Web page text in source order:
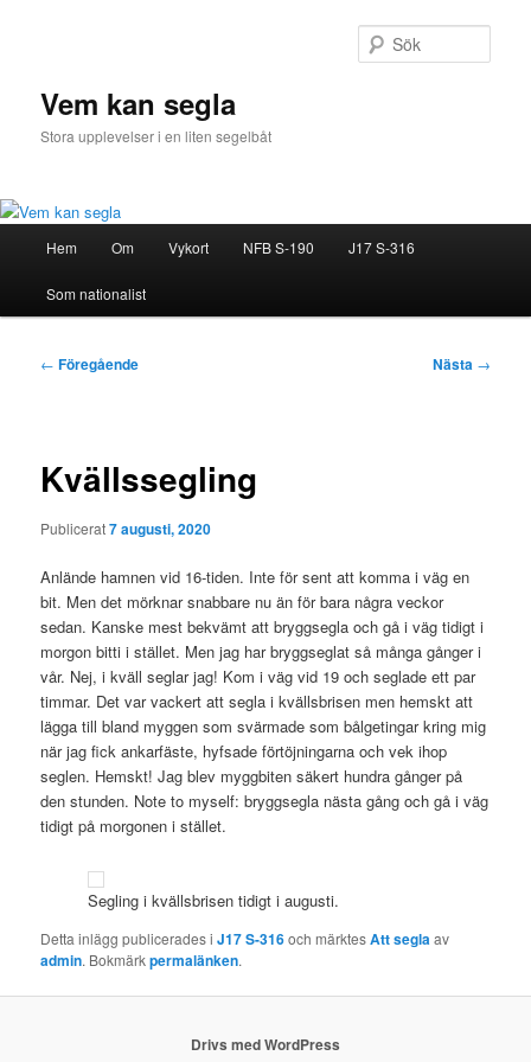
Vem kan segla
Stora upplevelser i en liten segelbåt
Hem Om Vykort NFB S-190 J17 S-316
Som nationalist
Inläggsnavigering
← Föregående Nästa →
Kvällssegling
Publicerat7 augusti, 2020
Anlände hamnen vid 16-tiden. Inte för sent att komma i väg en
bit. Men det mörknar snabbare nu än för bara några veckor
sedan. Kanske mest bekvämt att bryggsegla och gå i väg tidigt i
morgon bitti i stället. Men jag har bryggseglat så många gånger i
vår. Nej, i kväll seglar jag! Kom i väg vid 19 och seglade ett par
timmar. Det var vackert att segla i kvällsbrisen men hemskt att
lägga till bland myggen som svärmade som bålgetingar kring mig
när jag fick ankarfäste, hyfsade förtöjningarna och vek ihop
seglen. Hemskt! Jag blev myggbiten säkert hundra gånger på
den stunden. Note to myself: bryggsegla nästa gång och gå i väg
tidigt på morgonen i stället.
Segling i kvällsbrisen tidigt i augusti.
Detta inlägg publicerades iJ17 S-316och märktesAtt seglaav
admin. Bokmärkpermalänken.
Drivs med WordPress